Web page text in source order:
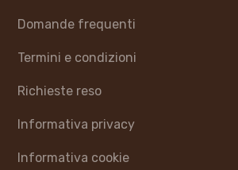
Domande frequenti
Termini e condizioni
Richieste reso
Informativa privacy
Informativa cookie